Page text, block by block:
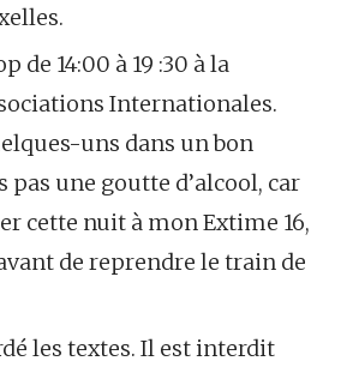
de 14:00 à 19 :30 à la
Internationales.
uns dans un bon
pas une goutte d’alcool, car
cette nuit à mon Extime 16,
de reprendre le train de
les textes. Il est interdit